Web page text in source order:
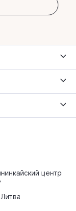
центр